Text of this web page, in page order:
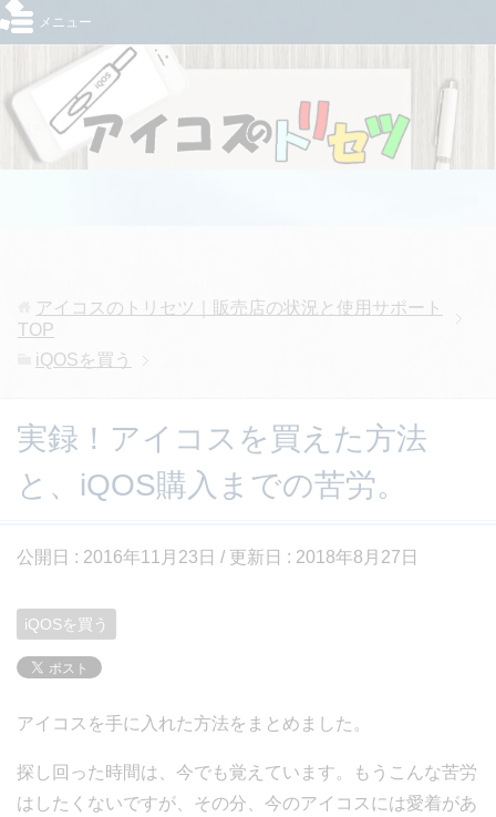
メニュー
アイコスのトリセツ｜販売店の状況と使用サポート
TOP
iQOSを買う
実録！アイコスを買えた方法
と、iQOS購入までの苦労。
公開日 : 2016年11月23日 / 更新日 : 2018年8月27日
iQOSを買う
アイコスを手に入れた方法をまとめました。
探し回った時間は、今でも覚えています。もうこんな苦労
はしたくないですが、その分、今のアイコスには愛着があ